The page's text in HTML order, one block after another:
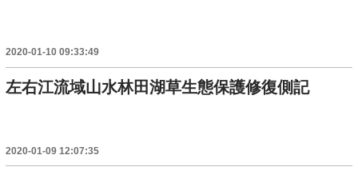
2020-01-10 09:33:49
左右江流域山水林田湖草生態保護修復側記
2020-01-09 12:07:35